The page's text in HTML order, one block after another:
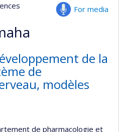
For media
de la
de
modèles
de pharmacologie et